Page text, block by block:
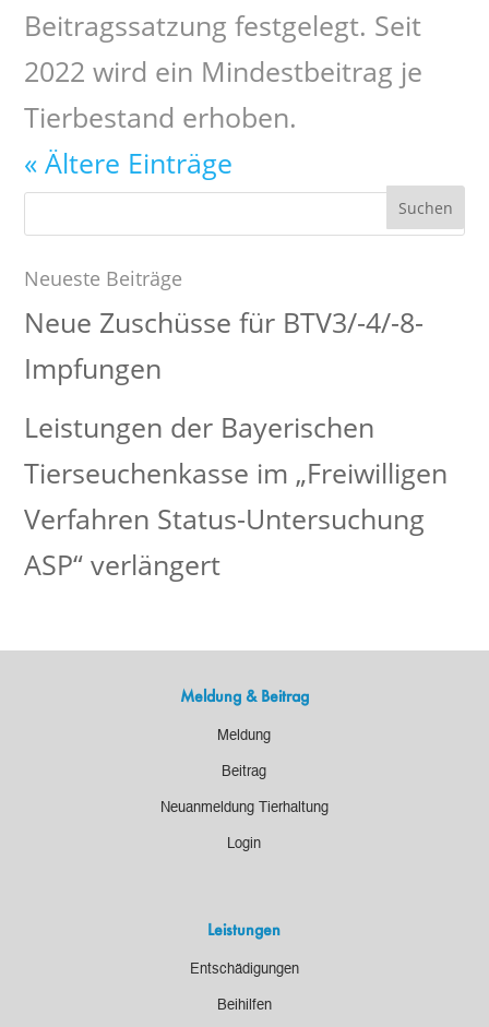
Beitragssatzung festgelegt. Seit
2022 wird ein Mindestbeitrag je
Tierbestand erhoben.
« Ältere Einträge
Suchen
nach:
Neueste Beiträge
Neue Zuschüsse für BTV3/-4/-8-
Impfungen
Leistungen der Bayerischen
Tierseuchenkasse im „Freiwilligen
Verfahren Status-Untersuchung
ASP“ verlängert
Meldung & Beitrag
Meldung
Beitrag
Neuanmeldung Tierhaltung
Login
Leistungen
Entschädigungen
Beihilfen